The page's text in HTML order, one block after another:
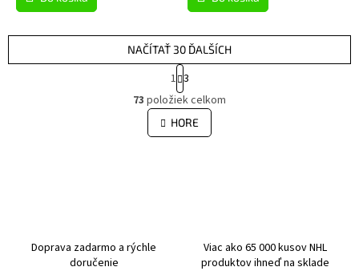
O
v
l
á
NAČÍTAŤ 30 ĎALŠÍCH
S
t
r
á
n
k
1 3
73 položiek celkom
HORE
Doprava zadarmo a rýchle
doručenie
Viac ako 65 000 kusov NHL
produktov ihneď na sklade